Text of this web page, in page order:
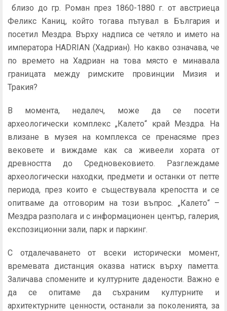
близо до гр. Роман през 1860-1880 г. от австриеца
Феликс Каниц, който тогава пътувал в България и
посетил Мездра. Върху надписа се четяло и името на
императора HADRIAN (Хадриан). Но какво означава, че
по времето на Хадриан на това място е минавала
границата между римските провинции Мизия и
Тракия?
В момента, недалеч, може да се посети
археологически комплекс „Калето“ край Мездра. На
влизане в музея на комплекса се пренасяме през
вековете и виждаме как са живеели хората от
древността до Средновековието. Разглеждаме
археологически находки, предмети и останки от петте
периода, през които е съществувала крепостта и се
опитваме да отговорим на този въпрос. „Калето“ –
Мездра разполага и с информационен център, галерия,
експозиционни зали, парк и паркинг.
С отдалечаването от всеки исторически момент,
времевата дистанция оказва натиск върху паметта.
Заличава спомените и културните дадености. Важно е
да се опитаме да съхраним културните и
архитектурните ценности, останали за поколенията, за